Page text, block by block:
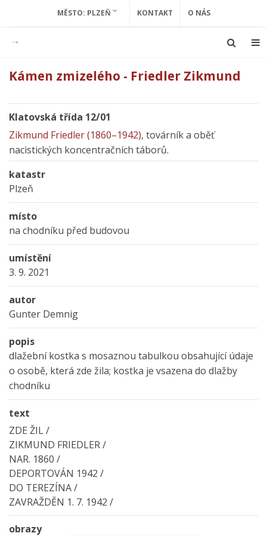
MĚSTO: PLZEŇ KONTAKT O NÁS
Kámen zmizelého - Friedler Zikmund
Klatovská třída 12/01
Zikmund Friedler (1860–1942), továrník a oběť
nacistických koncentračních táborů.
katastr
Plzeň
místo
na chodníku před budovou
umístění
3. 9. 2021
autor
Gunter Demnig
popis
dlažební kostka s mosaznou tabulkou obsahující údaje
o osobě, která zde žila; kostka je vsazena do dlažby
chodníku
text
ZDE ŽIL /
ZIKMUND FRIEDLER /
NAR. 1860 /
DEPORTOVÁN 1942 /
DO TEREZÍNA /
ZAVRAŽDĚN 1. 7. 1942 /
obrazy